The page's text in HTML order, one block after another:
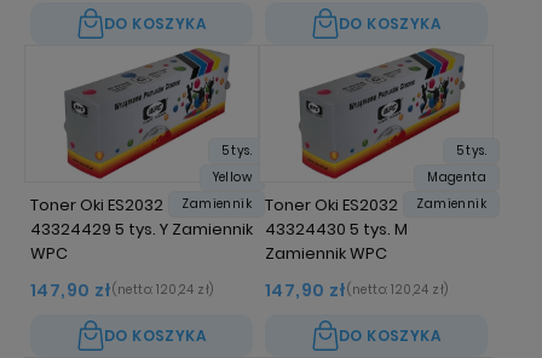
DO KOSZYKA DO KOSZYKA
Toner Oki ES2032
43324429 5 tys. Y Zamiennik
WPC
147,90 zł(netto: 120,24 zł)
DO KOSZYKA
5 tys.
Yellow
Zamiennik
Toner Oki ES2032
43324430 5 tys. M
Zamiennik WPC
147,90 zł(netto: 120,24 zł)
DO KOSZYKA
5 tys.
Magenta
Zamiennik